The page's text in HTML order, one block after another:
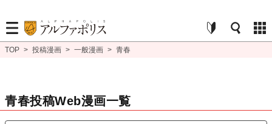
TOP > 投稿漫画 > 一般漫画 > 青春
青春投稿Web漫画一覧